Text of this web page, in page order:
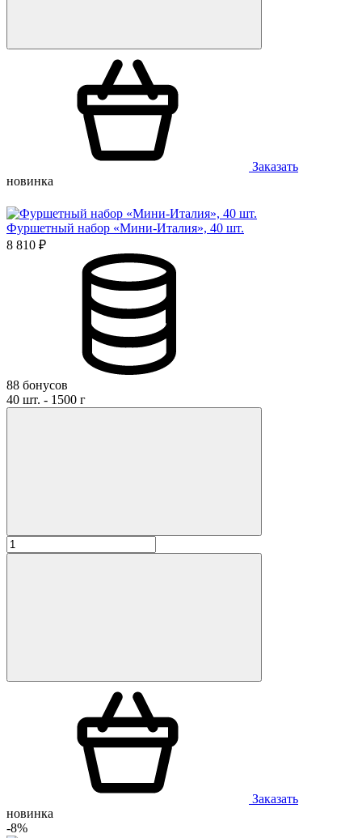
Заказать
новинка
Фуршетный набор «Мини-Италия», 40 шт.
8 810 ₽
88 бонусов
40 шт. - 1500 г
Заказать
новинка
-8%